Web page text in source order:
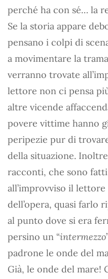
perché ha con sé… la
Se la storia appare
pensano i colpi di
a movimentare la
verranno trovate
lettore non ci pensa
altre vicende
povere vittime hanno
peripezie pur di
della situazione.
racconti, che sono
all’improvviso il
dell’opera, quasi farlo
al punto dove si era
persino un “intermezzo
padrone le onde del
Già, le onde del mare!